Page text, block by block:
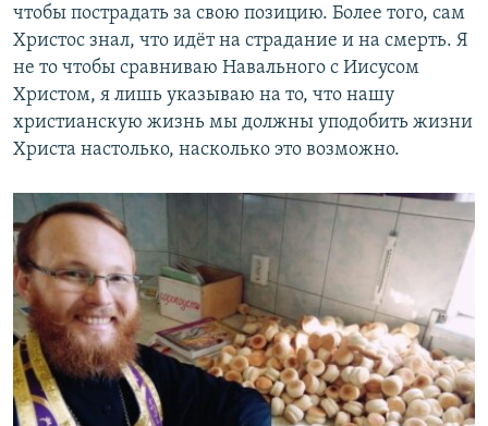
чтобы пострадать за свою позицию. Более того, сам
Христос знал, что идёт на страдание и на смерть. Я
не то чтобы сравниваю Навального с Иисусом
Христом, я лишь указываю на то, что нашу
христианскую жизнь мы должны уподобить жизни
Христа настолько, насколько это возможно.